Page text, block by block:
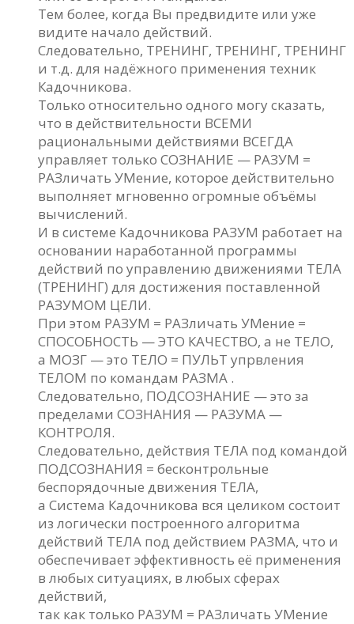
Тем более, когда Вы предвидите или уже
видите начало действий.
Следовательно, ТРЕНИНГ, ТРЕНИНГ, ТРЕНИНГ
и т.д. для надёжного применения техник
Кадочникова.
Только относительно одного могу сказать,
что в действительности ВСЕМИ
рациональными действиями ВСЕГДА
управляет только СОЗНАНИЕ — РАЗУМ =
РАЗличать УМение, которое действительно
выполняет мгновенно огромные объёмы
вычислений.
И в системе Кадочникова РАЗУМ работает на
основании наработанной программы
действий по управлению движениями ТЕЛА
(ТРЕНИНГ) для достижения поставленной
РАЗУМОМ ЦЕЛИ.
При этом РАЗУМ = РАЗличать УМение =
СПОСОБНОСТЬ — ЭТО КАЧЕСТВО, а не ТЕЛО,
а МОЗГ — это ТЕЛО = ПУЛЬТ упрвления
ТЕЛОМ по командам РАЗМА .
Следовательно, ПОДСОЗНАНИЕ — это за
пределами СОЗНАНИЯ — РАЗУМА —
КОНТРОЛЯ.
Следовательно, действия ТЕЛА под командой
ПОДСОЗНАНИЯ = бесконтрольные
беспорядочные движения ТЕЛА,
а Система Кадочникова вся целиком состоит
из логически построенного алгоритма
действий ТЕЛА под действием РАЗМА, что и
обеспечивает эффективность её применения
в любых ситуациях, в любых сферах
действий,
так как только РАЗУМ = РАЗличать УМение